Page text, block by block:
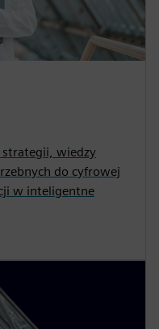
strategii, wiedzy
do cyfrowej
w inteligentne